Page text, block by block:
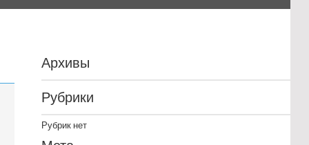
Архивы
Рубрики
Рубрик нет